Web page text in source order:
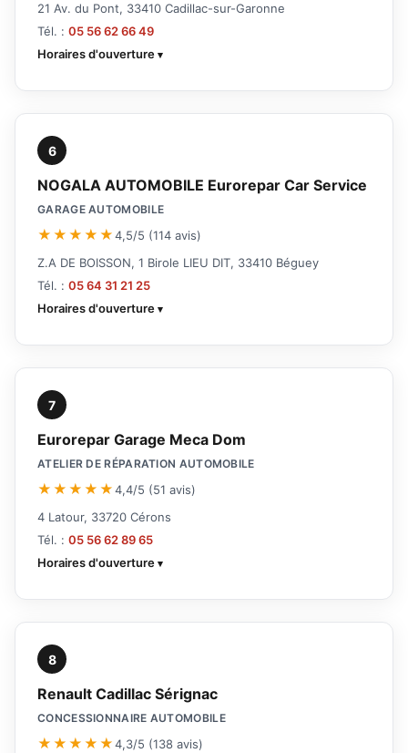
21 Av. du Pont, 33410 Cadillac-sur-Garonne
Tél. : 05 56 62 66 49
Horaires d'ouverture
6
NOGALA AUTOMOBILE Eurorepar Car Service
GARAGE AUTOMOBILE
★★★★★4,5/5 (114 avis)
Z.A DE BOISSON, 1 Birole LIEU DIT, 33410 Béguey
Tél. : 05 64 31 21 25
Horaires d'ouverture
7
Eurorepar Garage Meca Dom
ATELIER DE RÉPARATION AUTOMOBILE
★★★★★4,4/5 (51 avis)
4 Latour, 33720 Cérons
Tél. : 05 56 62 89 65
Horaires d'ouverture
8
Renault Cadillac Sérignac
CONCESSIONNAIRE AUTOMOBILE
★★★★★4,3/5 (138 avis)